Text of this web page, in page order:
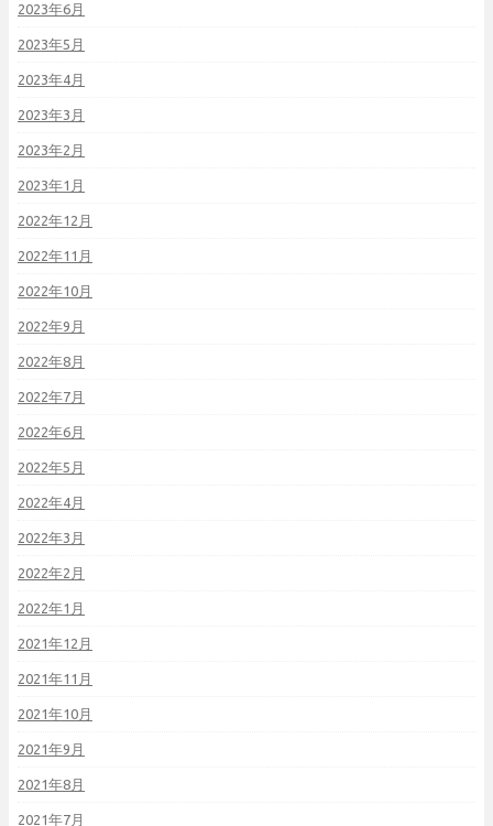
2023年6月
2023年5月
2023年4月
2023年3月
2023年2月
2023年1月
2022年12月
2022年11月
2022年10月
2022年9月
2022年8月
2022年7月
2022年6月
2022年5月
2022年4月
2022年3月
2022年2月
2022年1月
2021年12月
2021年11月
2021年10月
2021年9月
2021年8月
2021年7月